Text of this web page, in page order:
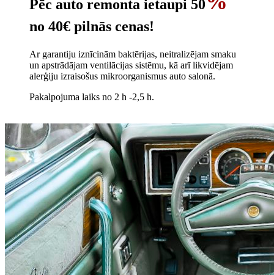
Pēc auto remonta ietaupi 50
no 40€ pilnās cenas!
Ar garantiju iznīcinām baktērijas, neitralizējam smaku
un apstrādājam ventilācijas sistēmu, kā arī likvidējam
alerģiju izraisošus mikroorganismus auto salonā.
Pakalpojuma laiks no 2 h -2,5 h.